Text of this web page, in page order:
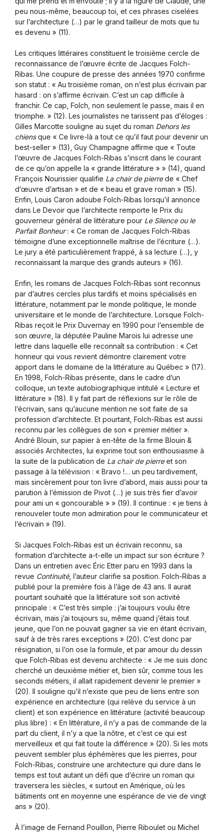
peu nous-même, beaucoup toi, et ces phrases ciselées
sur l’architecture (…) par le grand tailleur de mots que tu
es devenu » (11).
Les critiques littéraires constituent le troisième cercle de
reconnaissance de l’œuvre écrite de Jacques Folch-
Ribas. Une coupure de presse des années 1970 confirme
son statut : « Au troisième roman, on n’est plus écrivain par
hasard : on s’affirme écrivain. C’est un cap difficile à
franchir. Ce cap, Folch, non seulement le passe, mais il en
triomphe. » (12). Les journalistes ne tarissent pas d’éloges :
Gilles Marcotte souligne au sujet du roman Dehors les
chiensque « Ce livre-là a tout ce qu’il faut pour devenir un
best-seller » (13), Guy Champagne affirme que « Toute
l’œuvre de Jacques Folch-Ribas s’inscrit dans le courant
de ce qu’on appelle la « grande littérature » » (14), quand
François Nourissier qualifie La chair de pierrede « Chef
d’œuvre d’artisan » et de « beau et grave roman » (15).
Enfin, Louis Caron adoube Folch-Ribas lorsqu’il annonce
dans Le Devoir que l’architecte remporte le Prix du
gouverneur général de littérature pour Le Silence ou le
Parfait Bonheur: « Ce roman de Jacques Folch-Ribas
témoigne d’une exceptionnelle maîtrise de l’écriture (…).
Le jury a été particulièrement frappé, à sa lecture (…), y
reconnaissant la marque des grands auteurs » (16).
Enfin, les romans de Jacques Folch-Ribas sont reconnus
par d’autres cercles plus tardifs et moins spécialisés en
littérature, notamment par le monde politique, le monde
universitaire et le monde de l’architecture. Lorsque Folch-
Ribas reçoit le Prix Duvernay en 1990 pour l’ensemble de
son œuvre, la députée Pauline Marois lui adresse une
lettre dans laquelle elle reconnaît sa contribution : « Cet
honneur qui vous revient démontre clairement votre
apport dans le domaine de la littérature au Québec » (17).
En 1998, Folch-Ribas présente, dans le cadre d’un
colloque, un texte autobiographique intitulé « Lecture et
littérature » (18). Il y fait part de réflexions sur le rôle de
l’écrivain, sans qu’aucune mention ne soit faite de sa
profession d’architecte. Et pourtant, Folch-Ribas est aussi
reconnu par les collègues de son « premier métier ».
André Blouin, sur papier à en-tête de la firme Blouin &
associés Architectes, lui exprime tout son enthousiasme à
la suite de la publication de La chair de pierreet son
passage à la télévision : « Bravo !… un peu tardivement,
mais sincèrement pour ton livre d’abord, mais aussi pour ta
parution à l’émission de Pivot (…) je suis très fier d’avoir
pour ami un « goncourable » » (19). Il continue : « je tiens à
renouveler toute mon admiration pour le communicateur et
l’écrivain » (19).
Si Jacques Folch-Ribas est un écrivain reconnu, sa
formation d’architecte a-t-elle un impact sur son écriture ?
Dans un entretien avec Éric Etter paru en 1993 dans la
revue Continuité, l’auteur clarifie sa position. Folch-Ribas a
publié pour la première fois à l’âge de 43 ans. Il aurait
pourtant souhaité que la littérature soit son activité
principale : « C’est très simple : j’ai toujours voulu être
écrivain, mais j’ai toujours su, même quand j’étais tout
jeune, que l’on ne pouvait gagner sa vie en étant écrivain,
sauf à de très rares exceptions » (20). C’est donc par
résignation, si l’on ose la formule, et par amour du dessin
que Folch-Ribas est devenu architecte : « Je me suis donc
cherché un deuxième métier et, bien sûr, comme tous les
seconds métiers, il allait rapidement devenir le premier »
(20). Il souligne qu’il n’existe que peu de liens entre son
expérience en architecture (qui relève du service à un
client) et son expérience en littérature (activité beaucoup
plus libre) : « En littérature, il n’y a pas de commande de la
part du client, il n’y a que la nôtre, et c’est ce qui est
merveilleux et qui fait toute la différence » (20). Si les mots
peuvent sembler plus éphémères que les pierres, pour
Folch-Ribas, construire une architecture qui dure dans le
temps est tout autant un défi que d’écrire un roman qui
traversera les siècles, « surtout en Amérique, où les
bâtiments ont en moyenne une espérance de vie de vingt
ans » (20).
À l’image de Fernand Pouillon, Pierre Riboulet ou Michel